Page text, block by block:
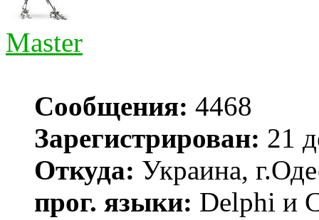
Master
Сообщения: 4468
Зарегистрирован: 21
Откуда: Украина,
прог. языки: Delphi и